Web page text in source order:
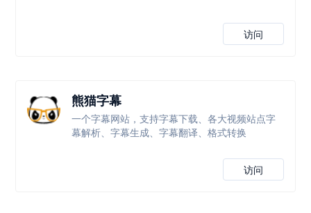
访问
熊猫字幕
一个字幕网站，支持字幕下载、各大视频站点字
幕解析、字幕生成、字幕翻译、格式转换
访问